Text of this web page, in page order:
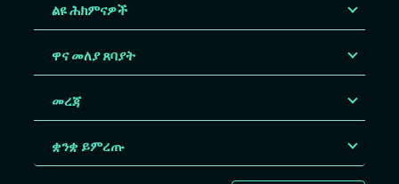
ልዩ ሕክምናዎች
ዋና መለያ ጸባያት
መረጃ
ቋንቋ ይምረጡ